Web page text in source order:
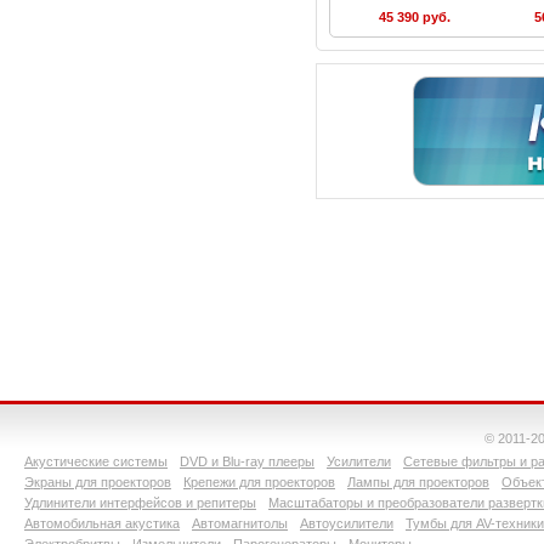
45 390 руб.
© 2011-
Акустические системы
DVD и Blu-ray плееры Усилители
Сетевые фильтры и
Экраны для проекторов
Крепежи для проекторов Лампы для проекторов
Удлинители интерфейсов и репитеры
Масштабаторы и преобразователи
Автомобильная акустика
Автомагнитолы Автоусилители
Тумбы для AV-техники